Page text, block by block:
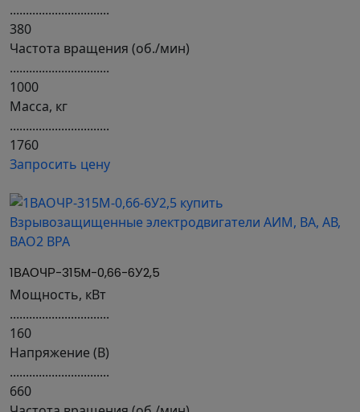
...............................
380
Частота вращения (об./мин)
...............................
1000
Масса, кг
...............................
1760
Запросить цену
1ВАОЧР-315M-0,66-6У2,5
Мощность, кВт
...............................
160
Напряжение (В)
...............................
660